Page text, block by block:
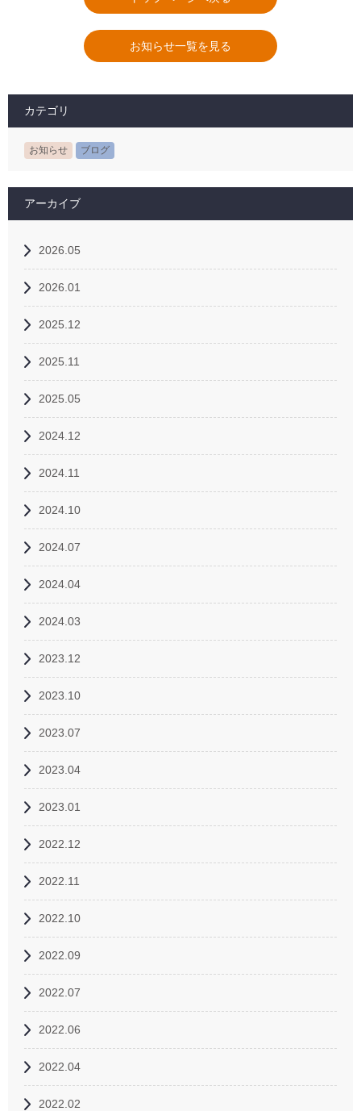
お知らせ一覧を見る
カテゴリ
お知らせ ブログ
アーカイブ
2026.05
2026.01
2025.12
2025.11
2025.05
2024.12
2024.11
2024.10
2024.07
2024.04
2024.03
2023.12
2023.10
2023.07
2023.04
2023.01
2022.12
2022.11
2022.10
2022.09
2022.07
2022.06
2022.04
2022.02